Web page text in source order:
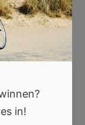
in!